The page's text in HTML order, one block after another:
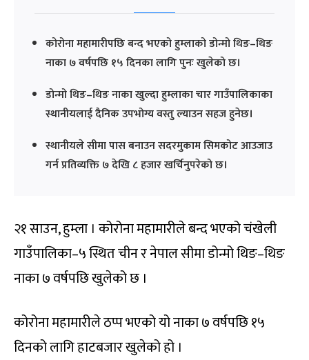
कोरोना महामारीपछि बन्द भएको हुम्लाको डोन्मो थिङ–थिङ
नाका ७ वर्षपछि १५ दिनका लागि पुनः खुलेको छ।
डोन्मो थिङ–थिङ नाका खुल्दा हुम्लाका चार गाउँपालिकाका
स्थानीयलाई दैनिक उपभोग्य वस्तु ल्याउन सहज हुनेछ।
स्थानीयले सीमा पास बनाउन सदरमुकाम सिमकोट आउजाउ
गर्न प्रतिव्यक्ति ७ देखि ८ हजार खर्चिनुपरेको छ।
२१ साउन, हुम्ला । कोरोना महामारीले बन्द भएको चंखेली
गाउँपालिका–५ स्थित चीन र नेपाल सीमा डोन्मो थिङ–थिङ
नाका ७ वर्षपछि खुलेको छ ।
कोरोना महामारीले ठप्प भएको यो नाका ७ वर्षपछि १५
दिनको लागि हाटबजार खुलेको हो ।